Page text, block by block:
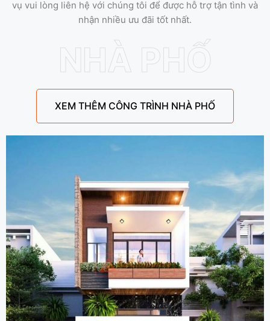
vụ vui lòng liên hệ với chúng tôi để được hỗ trợ tận tình và
nhận nhiều ưu đãi tốt nhất.
NHÀ PHỐ
XEM THÊM CÔNG TRÌNH NHÀ PHỐ